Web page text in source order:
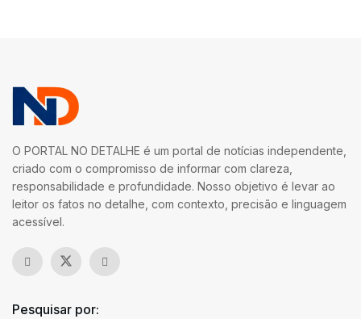
O PORTAL NO DETALHE é um portal de notícias independente,
criado com o compromisso de informar com clareza,
responsabilidade e profundidade. Nosso objetivo é levar ao
leitor os fatos no detalhe, com contexto, precisão e linguagem
acessível.
Pesquisar por: